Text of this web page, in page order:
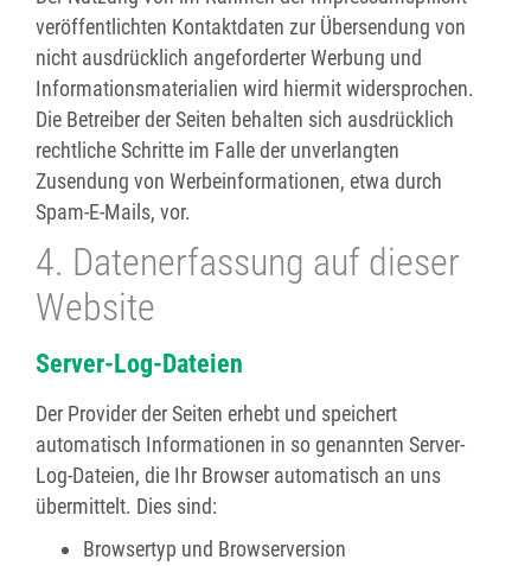
veröffentlichten Kontaktdaten zur Übersendung von
nicht ausdrücklich angeforderter Werbung und
Informationsmaterialien wird hiermit widersprochen.
Die Betreiber der Seiten behalten sich ausdrücklich
rechtliche Schritte im Falle der unverlangten
Zusendung von Werbeinformationen, etwa durch
Spam-E-Mails, vor.
4. Datenerfassung auf dieser
Website
Server-Log-Dateien
Der Provider der Seiten erhebt und speichert
automatisch Informationen in so genannten Server-
Log-Dateien, die Ihr Browser automatisch an uns
übermittelt. Dies sind:
Browsertyp und Browserversion